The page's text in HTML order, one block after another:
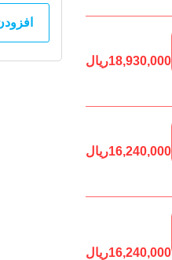
18,930,000ریال
16,240,000ریال
16,240,000ریال